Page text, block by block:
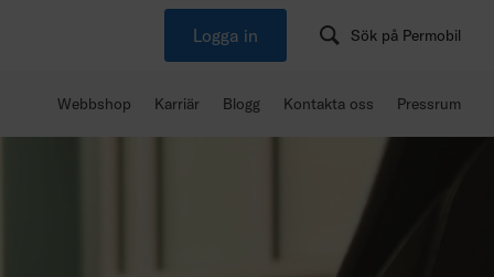
Logga in Sök på Permobil
Webbshop Karriär Blogg Kontakta oss Pressrum